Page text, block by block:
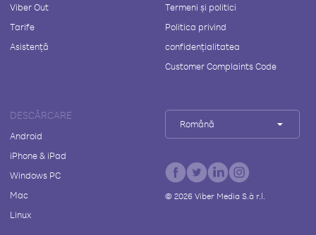
Viber Out
Tarife
Asistență
Termeni și politici
Politica privind
confidențialitatea
Customer Complaints Code
DESCĂRCARE
Android
iPhone & iPad
Windows PC
Mac
Linux
Română
© 2026Viber Media S.à r.l.